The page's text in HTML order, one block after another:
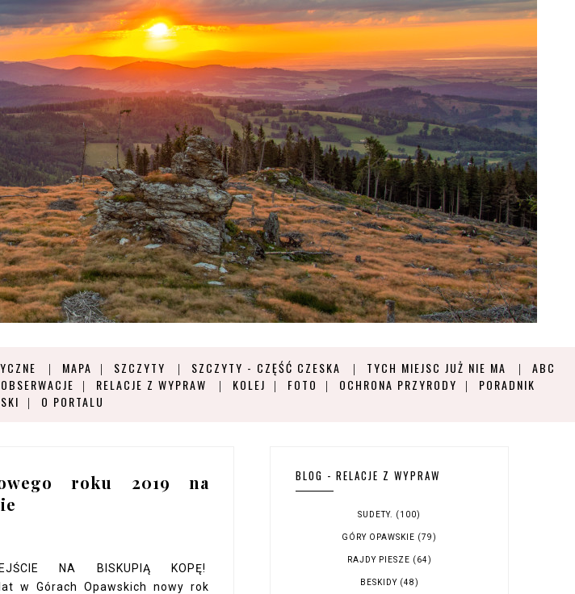
MAPA SZCZYTY SZCZYTY - CZĘŚĆ CZESKA TYCH MIEJSC JUŻ NIE MA
ABC
RELACJE Z WYPRAW KOLEJ FOTO OCHRONA PRZYRODY
PORADNIK
O PORTALU
roku 2019 na
NA BISKUPIĄ KOPĘ!
w Górach Opawskich nowy rok
BLOG - RELACJE Z WYPRAW
SUDETY. (100)
GÓRY OPAWSKIE (79)
RAJDY PIESZE (64)
BESKIDY (48)